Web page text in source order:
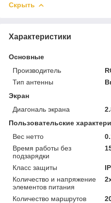
Скрыть
Характеристики
Основные
Производитель
Тип антенны
Экран
Диагональ экрана
Пользовательские
Вес нетто
Время работы без
подзарядки
Класс защиты
Количество и напряжение
элементов питания
Количество маршрутов